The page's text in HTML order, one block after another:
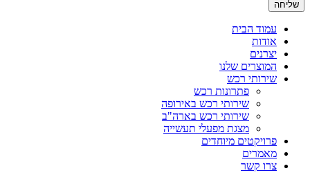
שליחה
עמוד הבית
אודות
יצרנים
המוצרים שלנו
שירותי רכש
פתרונות רכש
שירותי רכש באירופה
שירותי רכש בארה"ב
מצגת מפעלי תעשייה
פרויקטים מיוחדים
מאמרים
צרו קשר